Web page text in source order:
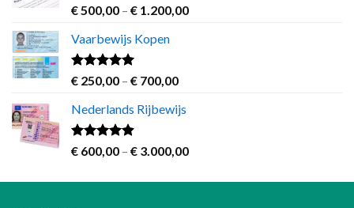
Rated5.00
out of 5
€500,00 – € 1.200,00Price
Vaarbewijs Kopen
Rated4.63
out of 5
€ 250,00 – € 700,00Price
€ 250,00
€ 700,00
Nederlands Rijbewijs
Rated4.60
out of 5
€ 600,00 – € 3.000,00Price
€ 600,00